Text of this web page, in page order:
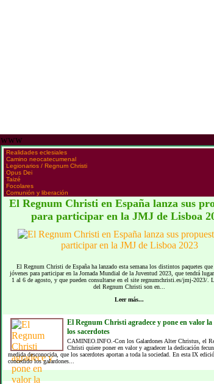
www
·Realidades eclesiales
·Camino neocatecumenal
·Legionarios / Regnum Christi
·Opus Dei
·Taizé
·Focolares
·Comunión y liberación
El Regnum Christi en España lanza sus
para participar en la JMJ de Lisboa
El Regnum Christi de España ha lanzado esta semana los distintos paquetes que
jóvenes para participar en la Jornada Mundial de la Juventud 2023, que tendrá
1 al 6 de agosto, y que pueden consultarse en el site regnumchristi.es/jmj-2023/.
del Regnum Christi son en...
Leer más...
El Regnum Christi agradece y pone en valor la
los sacerdotes
CAMINEO.INFO.-Con los Galardones Alter Christus, el
Christi quiere poner en valor y agradecer la dedicación
medida desconocida, que los sacerdotes aportan a toda la sociedad. En esta IX
concedido los galardones...